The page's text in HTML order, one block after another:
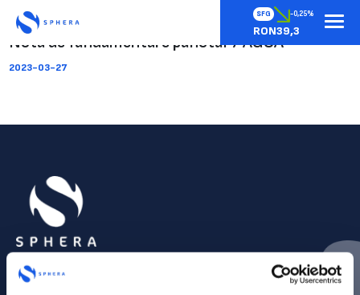
SFG -0,25%
RON39,3
Nota de fundamentare punctul 7 AGOA
2023-03-27